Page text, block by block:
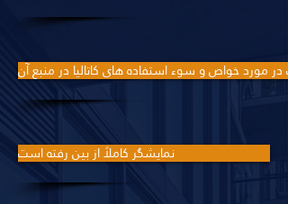
در مورد خواص و سوء استفاده های کاتالیا در منبع آن
نمایشگر کاملاً از بین رفته است